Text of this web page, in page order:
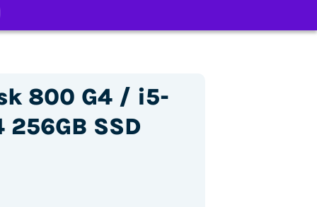
800 G4 / i5-
256GB SSD